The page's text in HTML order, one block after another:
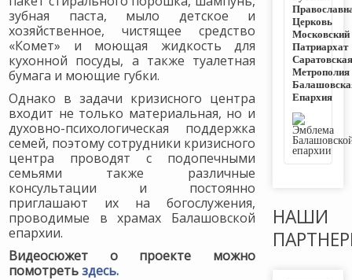
зубная паста, мыло детское и
хозяйственное, чистящее средство
«Комет» и моющая жидкость для
кухонной посуды, а также туалетная
бумага и моющие губки.
Однако в задачи кризисного центра
входит не только материальная, но и
духовно-психологическая поддержка
семей, поэтому сотрудники кризисного
центра проводят с подопечными
семьями также различные
консультации и постоянно
приглашают их на богослужения,
проводимые в храмах Балашовской
епархии.
Видеосюжет о проекте можно
помотретьздесь.
Церковь
Московский
Патриархат
Саратовская
Метрополия
Епархия
НАШИ